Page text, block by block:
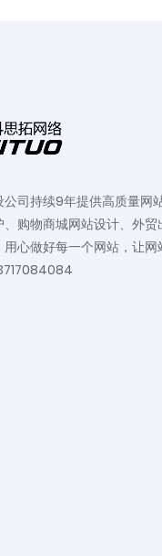
司持续9年提供高质量网
购物商城网站设计、外
心做好每一个网站，让